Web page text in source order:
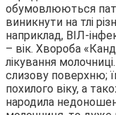
обумовлюються
виникнути на тлі
наприклад, ВІЛ-
– вік. Хвороба
лікування
слизову поверхню;
похилого віку, а
народила